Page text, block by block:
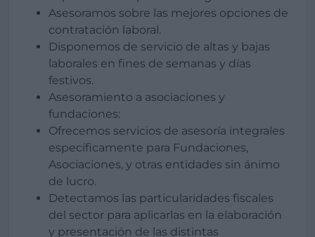
Asesoramos sobre las mejores opciones de
contratación laboral.
Disponemos de servicio de altas y bajas
laborales en fines de semanas y días
festivos.
Asesoramiento a asociaciones y
fundaciones:
Ofrecemos servicios de asesoría integrales
específicamente para Fundaciones,
Asociaciones, y otras entidades sin ánimo
de lucro.
Detectamos las particularidades fiscales
del sector para aplicarlas en la elaboración
y presentación de las distintas